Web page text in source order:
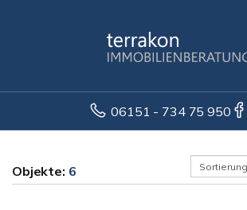
06151 - 734 75 950
Objekte: 6